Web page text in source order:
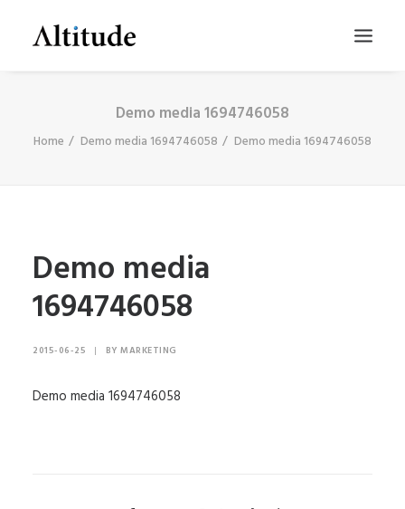
SEARCH
Demo media 1694746058
Home Demo media 1694746058 Demo media 1694746058
Demo media
1694746058
2015-06-25 | BY MARKETING
Demo media 1694746058